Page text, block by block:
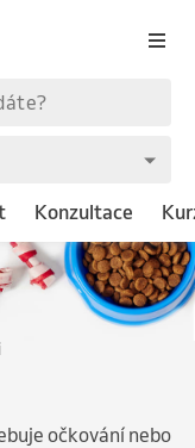
Konzultace
očkování nebo